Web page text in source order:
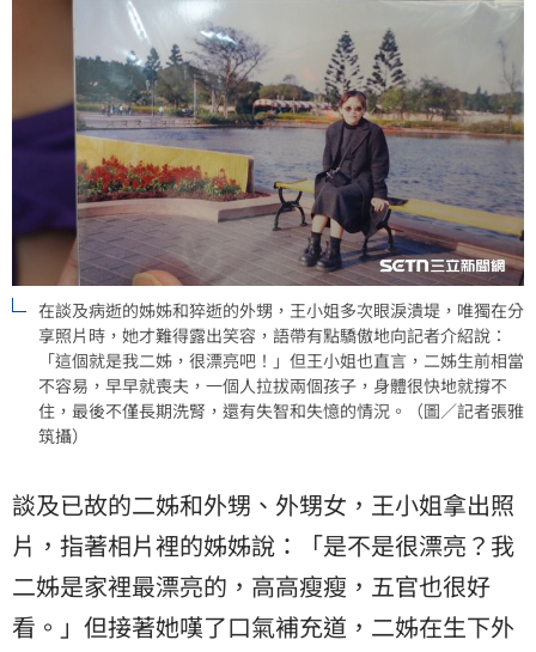
在談及病逝的姊姊和猝逝的外甥，王小姐多次眼淚潰堤，唯獨在分
享照片時，她才難得露出笑容，語帶有點驕傲地向記者介紹說：
「這個就是我二姊，很漂亮吧！」但王小姐也直言，二姊生前相當
不容易，早早就喪夫，一個人拉拔兩個孩子，身體很快地就撐不
住，最後不僅長期洗腎，還有失智和失憶的情況。（圖／記者張雅
筑攝）
談及已故的二姊和外甥、外甥女，王小姐拿出照
片，指著相片裡的姊姊說：「是不是很漂亮？我
二姊是家裡最漂亮的，高高瘦瘦，五官也很好
看。」但接著她嘆了口氣補充道，二姊在生下外